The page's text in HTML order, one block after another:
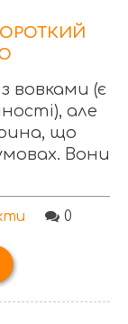
вовками (є
але
що
Вони
0